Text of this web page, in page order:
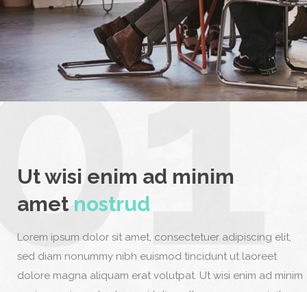
Ut wisi enim ad minim
amet nostrud
Lorem ipsum dolor sit amet, consectetuer adipiscing elit,
sed diam nonummy nibh euismod tincidunt ut laoreet
dolore magna aliquam erat volutpat. Ut wisi enim ad minim